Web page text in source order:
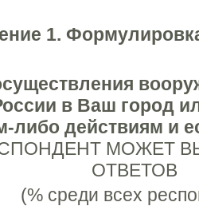
1.
в Ваш город
либо действиям и
МОЖЕТ
ОТВЕТОВ
(% среди всех